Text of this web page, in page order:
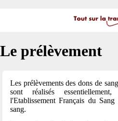
Le prélèvement
Les prélèvements des dons de
sont réalisés
l'Etablissement Français du
sang.